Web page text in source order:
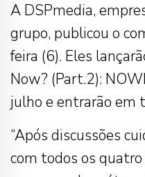
A DSPmedia,
grupo, publicou o
feira (6). Eles
Now? (Part.2):
julho e entrarão em
“Após discussões
com todos os